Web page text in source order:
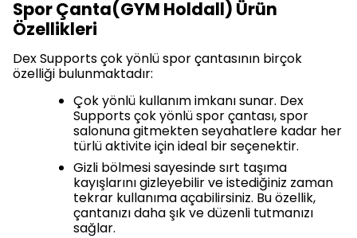
Spor Çanta(GYM Holdall) Ürün
Özellikleri
Dex Supports çok yönlü spor çantasının birçok
özelliği bulunmaktadır:
Çok yönlü kullanım imkanı sunar. Dex
Supports çok yönlü spor çantası, spor
salonuna gitmekten seyahatlere kadar her
türlü aktivite için ideal bir seçenektir.
Gizli bölmesi sayesinde sırt taşıma
kayışlarını gizleyebilir ve istediğiniz zaman
tekrar kullanıma açabilirsiniz. Bu özellik,
çantanızı daha şık ve düzenli tutmanızı
sağlar.